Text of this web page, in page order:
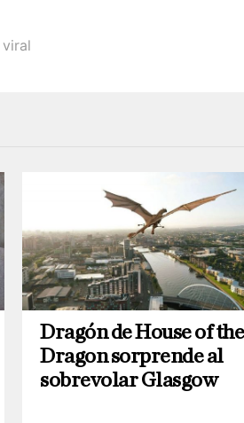
viral
Dragón de House of the
Dragon sorprende al
sobrevolar Glasgow